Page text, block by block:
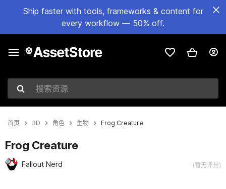
Ship faster with tools, frameworks & content for
every workflow — 50% off.
搜索资源
首页 3D 角色 生物 Frog Creature
Frog Creature
Fallout Nerd (暂无评分)